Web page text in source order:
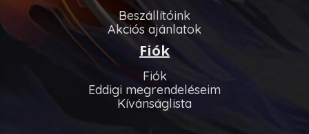
Beszállítóink
Akciós ajánlatok
Fiók
Fiók
Eddigi megrendeléseim
Kívánságlista